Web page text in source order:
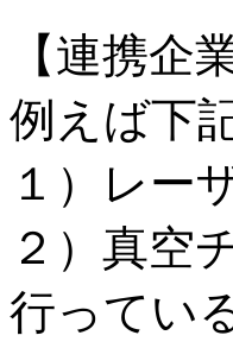
【連携企
例えば下
１）レー
２）真空
行ってい